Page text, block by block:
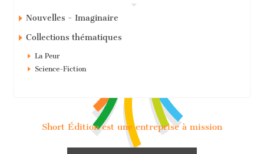
Nouvelles - Imaginaire
Collections thématiques
La Peur
Science-Fiction
Short Édition est une entreprise à mission